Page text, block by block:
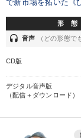
で新市場を拓いた《
形 態
headset 音声 （どの形態で
CD版
デジタル音声版
（配信＋ダウンロード）